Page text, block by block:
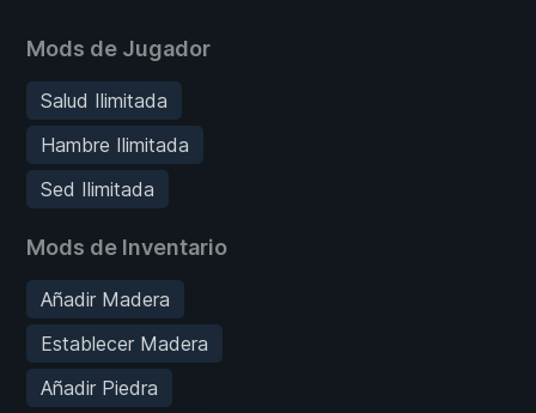
Mods de Jugador
Salud Ilimitada
Hambre Ilimitada
Sed Ilimitada
Mods de Inventario
Añadir Madera
Establecer Madera
Añadir Piedra